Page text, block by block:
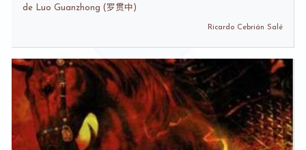
de Luo Guanzhong (罗贯中)
Ricardo Cebrián Salé